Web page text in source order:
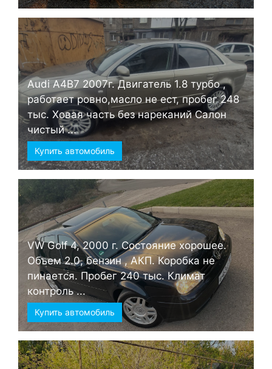
Audi А4B7 2007г. Двигатель 1.8 турбо ,
работает ровно,масло не ест, пробег 248
тыс. Ховая часть без нареканий Салон
чистый ...
Купить автомобиль
VW Golf 4, 2000 г. Состояние хорошее.
Объем 2.0, бензин , АКП. Коробка не
пинается. Пробег 240 тыс. Климат
контроль ...
Купить автомобиль